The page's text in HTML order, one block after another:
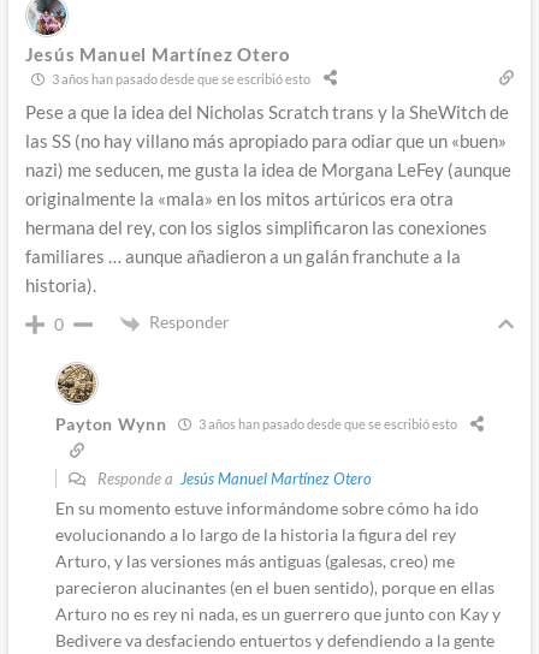
Jesús Manuel Martínez Otero
3 años han pasado desde que se escribió esto
Pese a que la idea del Nicholas Scratch trans y la SheWitch de
las SS (no hay villano más apropiado para odiar que un «buen»
nazi) me seducen, me gusta la idea de Morgana LeFey (aunque
originalmente la «mala» en los mitos artúricos era otra
hermana del rey, con los siglos simplificaron las conexiones
familiares … aunque añadieron a un galán franchute a la
historia).
0 Responder
Payton Wynn 3 años han pasado desde que se escribió esto
Responde a Jesús Manuel Martínez Otero
En su momento estuve informándome sobre cómo ha ido
evolucionando a lo largo de la historia la figura del rey
Arturo, y las versiones más antiguas (galesas, creo) me
parecieron alucinantes (en el buen sentido), porque en ellas
Arturo no es rey ni nada, es un guerrero que junto con Kay y
Bedivere va desfaciendo entuertos y defendiendo a la gente